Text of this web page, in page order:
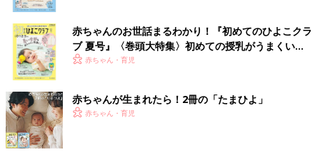
赤ちゃんのお世話まるわかり！『初めてのひよこクラ
ブ 夏号』〈巻頭大特集〉初めての授乳がうまくい
く！ おっぱい・ミルクの基本と夏のトラブル 解決テ
赤ちゃん・育児
赤ちゃんが生まれたら！2冊の「たまひよ」
赤ちゃん・育児